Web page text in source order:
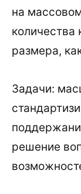
на
количества
размера,
Задачи:
решение